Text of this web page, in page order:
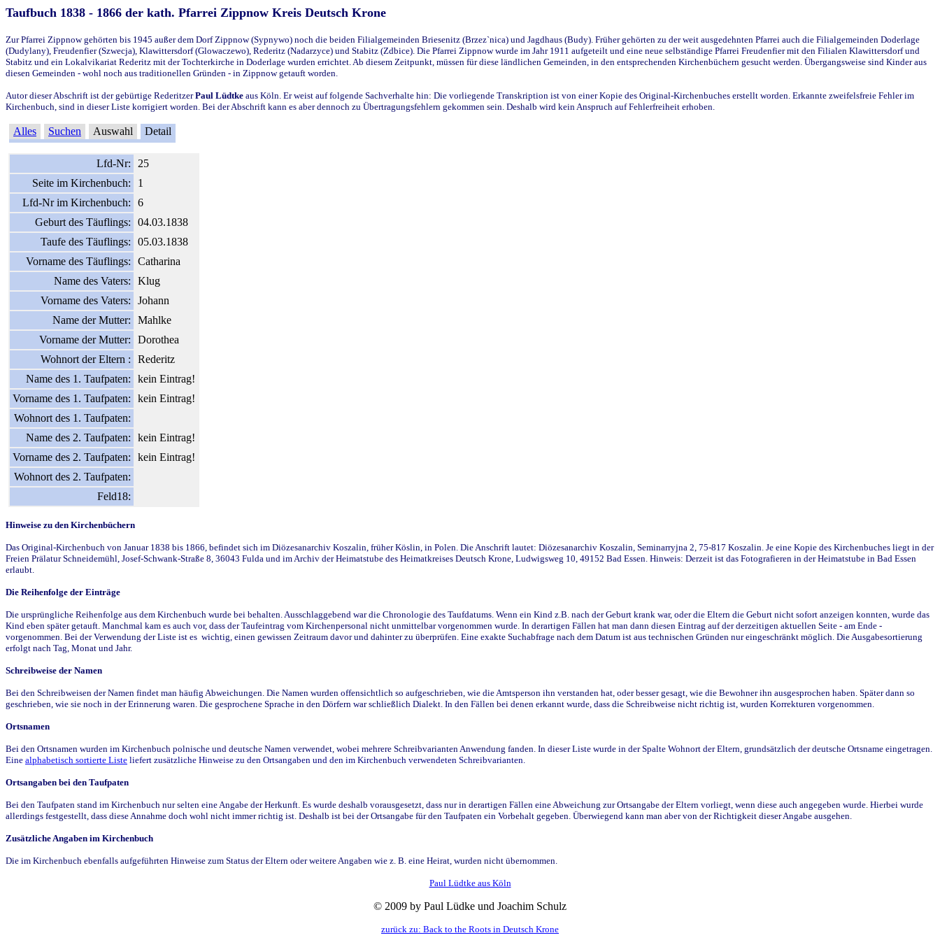
Taufbuch 1838 - 1866 der kath. Pfarrei Zippnow Kreis Deutsch Krone
Zur Pfarrei Zippnow gehörten bis 1945 außer dem Dorf Zippnow (Sypnywo) noch die beiden Filialgemeinden Briesenitz (Brzez`nica) und Jagdhaus (Budy). Früher gehörten zu der weit ausgedehnten Pfarrei auch die Filialgemeinden Doderlage
(Dudylany), Freudenfier (Szwecja), Klawittersdorf (Glowaczewo), Rederitz (Nadarzyce) und Stabitz (Zdbice). Die Pfarrei Zippnow wurde im Jahr 1911 aufgeteilt und eine neue selbständige Pfarrei Freudenfier mit den Filialen Klawittersdorf und
Stabitz und ein Lokalvikariat Rederitz mit der Tochterkirche in Doderlage wurden errichtet. Ab diesem Zeitpunkt, müssen für diese ländlichen Gemeinden, in den entsprechenden Kirchenbüchern gesucht werden. Übergangsweise sind Kinder aus
diesen Gemeinden - wohl noch aus traditionellen Gründen - in Zippnow getauft worden.
Autor dieser Abschrift ist der gebürtige RederitzerPaul Lüdtke aus Köln. Er weist auf folgende Sachverhalte hin: Die vorliegende Transkription ist von einer Kopie des Original-Kirchenbuches erstellt worden. Erkannte zweifelsfreie Fehler im
Kirchenbuch, sind in dieser Liste korrigiert worden. Bei der Abschrift kann es aber dennoch zu Übertragungsfehlern gekommen sein. Deshalb wird kein Anspruch auf Fehlerfreiheit erhoben.
Alles Suchen Auswahl Detail
Lfd-Nr:
25
Seite im Kirchenbuch:
1
Lfd-Nr im Kirchenbuch:
6
Geburt des Täuflings:
04.03.1838
Taufe des Täuflings:
05.03.1838
Vorname des Täuflings:
Catharina
Name des Vaters:
Klug
Vorname des Vaters:
Johann
Name der Mutter:
Mahlke
Vorname der Mutter:
Dorothea
Wohnort der Eltern :
Rederitz
Name des 1. Taufpaten:
kein Eintrag!
Vorname des 1. Taufpaten:
kein Eintrag!
Wohnort des 1. Taufpaten:
Name des 2. Taufpaten:
kein Eintrag!
Vorname des 2. Taufpaten:
kein Eintrag!
Wohnort des 2. Taufpaten:
Feld18:
Hinweise zu den Kirchenbüchern
Das Original-Kirchenbuch von Januar 1838 bis 1866, befindet sich im Diözesanarchiv Koszalin, früher Köslin, in Polen. Die Anschrift lautet: Diözesanarchiv Koszalin, Seminarryjna 2, 75-817 Koszalin. Je eine Kopie des Kirchenbuches liegt in der
Freien Prälatur Schneidemühl, Josef-Schwank-Straße 8, 36043 Fulda und im Archiv der Heimatstube des Heimatkreises Deutsch Krone, Ludwigsweg 10, 49152 Bad Essen. Hinweis: Derzeit ist das Fotografieren in der Heimatstube in Bad Essen
erlaubt.
Die Reihenfolge der Einträge
Die ursprüngliche Reihenfolge aus dem Kirchenbuch wurde bei behalten. Ausschlaggebend war die Chronologie des Taufdatums. Wenn ein Kind z.B. nach der Geburt krank war, oder die Eltern die Geburt nicht sofort anzeigen konnten, wurde das
Kind eben später getauft. Manchmal kam es auch vor, dass der Taufeintrag vom Kirchenpersonal nicht unmittelbar vorgenommen wurde. In derartigen Fällen hat man dann diesen Eintrag auf der derzeitigen aktuellen Seite - am Ende -
vorgenommen. Bei der Verwendung der Liste ist es wichtig, einen gewissen Zeitraum davor und dahinter zu überprüfen. Eine exakte Suchabfrage nach dem Datum ist aus technischen Gründen nur eingeschränkt möglich. Die Ausgabesortierung
erfolgt nach Tag, Monat und Jahr.
Schreibweise der Namen
Bei den Schreibweisen der Namen findet man häufig Abweichungen. Die Namen wurden offensichtlich so aufgeschrieben, wie die Amtsperson ihn verstanden hat, oder besser gesagt, wie die Bewohner ihn ausgesprochen haben. Später dann so
geschrieben, wie sie noch in der Erinnerung waren. Die gesprochene Sprache in den Dörfern war schließlich Dialekt. In den Fällen bei denen erkannt wurde, dass die Schreibweise nicht richtig ist, wurden Korrekturen vorgenommen.
Ortsnamen
Bei den Ortsnamen wurden im Kirchenbuch polnische und deutsche Namen verwendet, wobei mehrere Schreibvarianten Anwendung fanden. In dieser Liste wurde in der Spalte Wohnort der Eltern, grundsätzlich der deutsche Ortsname eingetragen.
Eine alphabetisch sortierte Liste liefert zusätzliche Hinweise zu den Ortsangaben und den im Kirchenbuch verwendeten Schreibvarianten.
Ortsangaben bei den Taufpaten
Bei den Taufpaten stand im Kirchenbuch nur selten eine Angabe der Herkunft. Es wurde deshalb vorausgesetzt, dass nur in derartigen Fällen eine Abweichung zur Ortsangabe der Eltern vorliegt, wenn diese auch angegeben wurde. Hierbei wurde
allerdings festgestellt, dass diese Annahme doch wohl nicht immer richtig ist. Deshalb ist bei der Ortsangabe für den Taufpaten ein Vorbehalt gegeben. Überwiegend kann man aber von der Richtigkeit dieser Angabe ausgehen.
Zusätzliche Angaben im Kirchenbuch
Die im Kirchenbuch ebenfalls aufgeführten Hinweise zum Status der Eltern oder weitere Angaben wie z. B. eine Heirat, wurden nicht übernommen.
Paul Lüdtke aus Köln
© 2009 by Paul Lüdke und Joachim Schulz
zurück zu: Back to the Roots in Deutsch Krone